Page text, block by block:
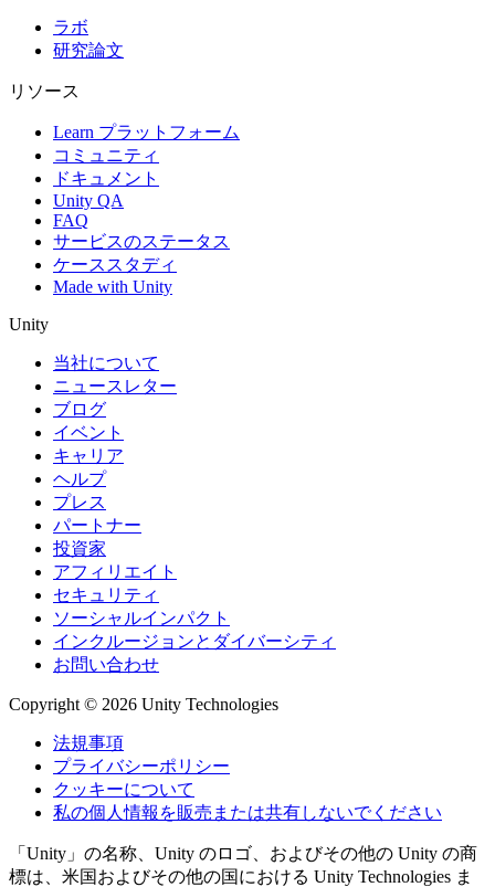
ラボ
研究論文
リソース
Learn プラットフォーム
コミュニティ
ドキュメント
Unity QA
FAQ
サービスのステータス
ケーススタディ
Made with Unity
Unity
当社について
ニュースレター
ブログ
イベント
キャリア
ヘルプ
プレス
パートナー
投資家
アフィリエイト
セキュリティ
ソーシャルインパクト
インクルージョンとダイバーシティ
お問い合わせ
Copyright © 2026 Unity Technologies
法規事項
プライバシーポリシー
クッキーについて
私の個人情報を販売または共有しないでください
「Unity」の名称、Unity のロゴ、およびその他の Unity の商
標は、米国およびその他の国における Unity Technologies ま